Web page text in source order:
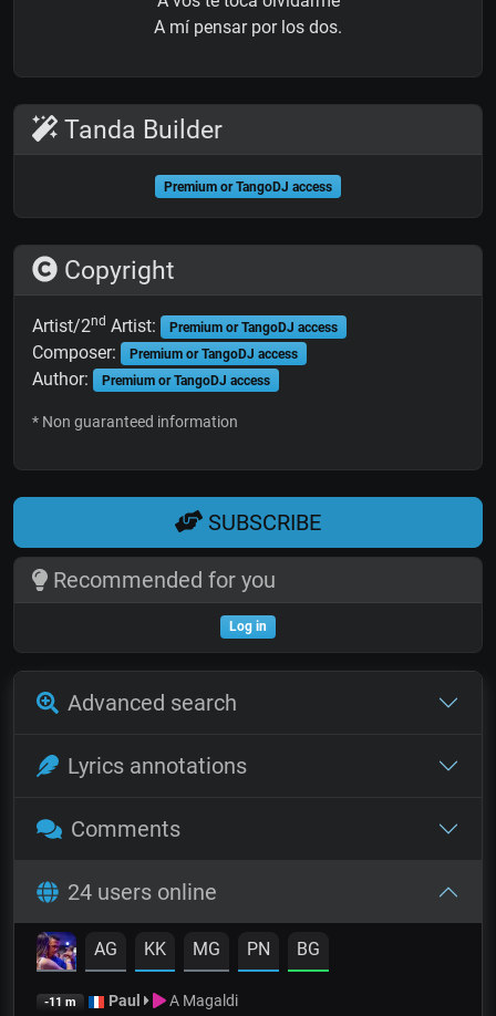
A mí pensar por los dos.
Tanda Builder
Premium or TangoDJ access
Copyright
Artist/2nd Artist: Premium or TangoDJ access
Composer: Premium or TangoDJ access
Author: Premium or TangoDJ access
* Non guaranteed information
SUBSCRIBE
Recommended for you
Log in
Advanced search
Lyrics annotations
Comments
24 users online
AG KK MG PN BG
-11 m Paul A Magaldi